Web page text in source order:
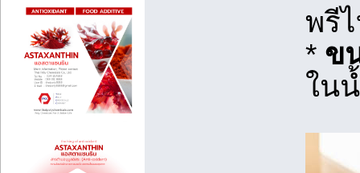
พรี
* ข
ใน